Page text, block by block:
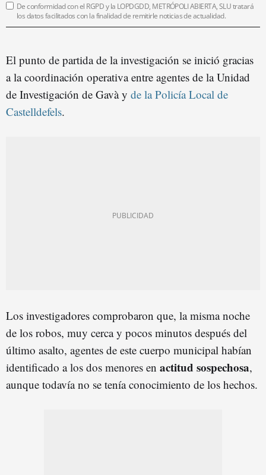
De conformidad con el RGPD y la LOPDGDD, METRÓPOLI ABIERTA, SLU tratará
los datos facilitados con la finalidad de remitirle noticias de actualidad.
El punto de partida de la investigación se inició gracias
a la coordinación operativa entre agentes de la Unidad
de Investigación de Gavà y de la Policía Local de
Castelldefels.
Los investigadores comprobaron que, la misma noche
de los robos, muy cerca y pocos minutos después del
último asalto, agentes de este cuerpo municipal habían
identificado a los dos menores en actitud sospechosa,
aunque todavía no se tenía conocimiento de los hechos.